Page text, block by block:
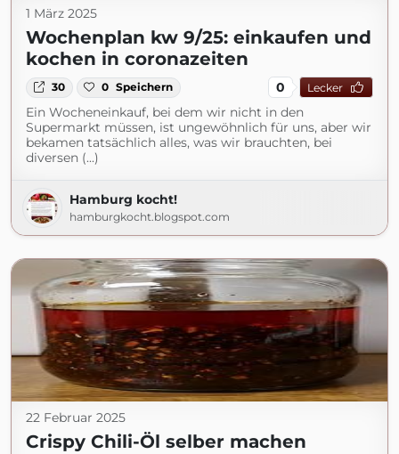
1 März 2025
Wochenplan kw 9/25: einkaufen und
kochen in coronazeiten
30 0 Speichern 0 Lecker
Ein Wocheneinkauf, bei dem wir nicht in den
Supermarkt müssen, ist ungewöhnlich für uns, aber wir
bekamen tatsächlich alles, was wir brauchten, bei
diversen (...)
Hamburg kocht!
hamburgkocht.blogspot.com
22 Februar 2025
Crispy Chili-Öl selber machen